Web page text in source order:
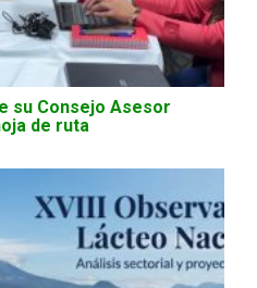
su Consejo Asesor
de ruta